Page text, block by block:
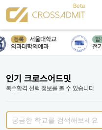
등록
서울대학교
의과대학의예과
합격
전
인기 크로스어드밋
복수합격 선택 정보를 볼 수 있습니다